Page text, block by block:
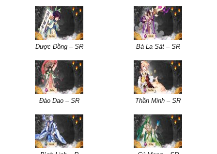
Dược Đồng – SR Bà La Sát – SR
Đào Dao – SR Thần Minh – SR